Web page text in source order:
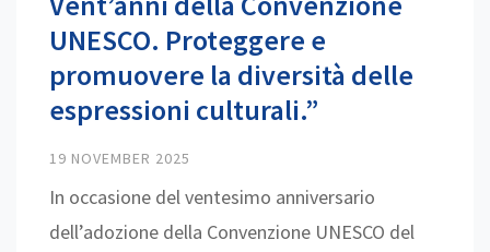
UNESCO. Proteggere e
promuovere la diversità delle
espressioni culturali.”
19 NOVEMBER 2025
In occasione del ventesimo anniversario
dell’adozione della Convenzione UNESCO del